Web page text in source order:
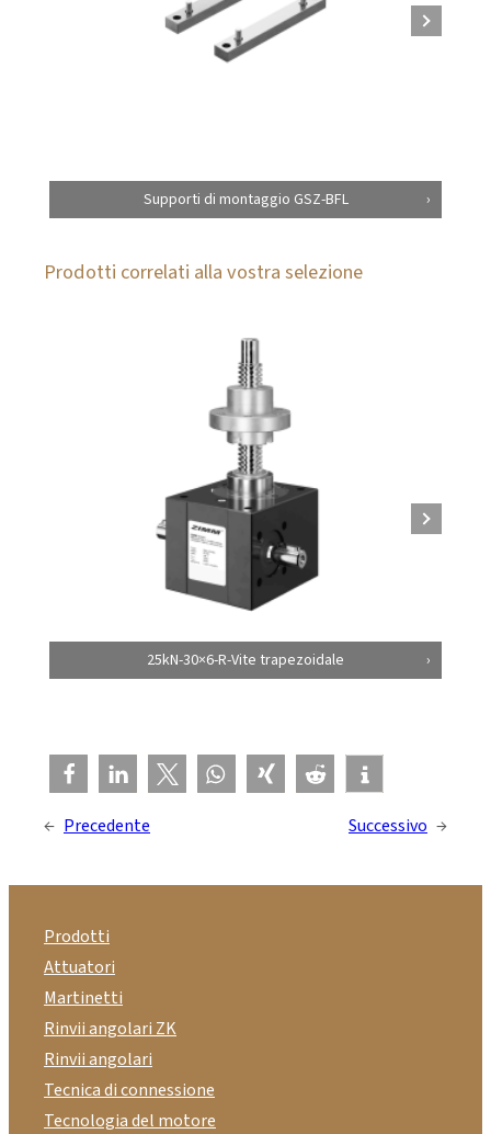
Supporti di montaggio GSZ-BFL
Prodotti correlati alla vostra selezione
25kN-30×6-R-Vite trapezoidale
← Precedente Successivo →
Prodotti
Attuatori
Martinetti
Rinvii angolari ZK
Rinvii angolari
Tecnica di connessione
Tecnologia del motore